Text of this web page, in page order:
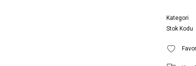
Kategori
Stok Kodu